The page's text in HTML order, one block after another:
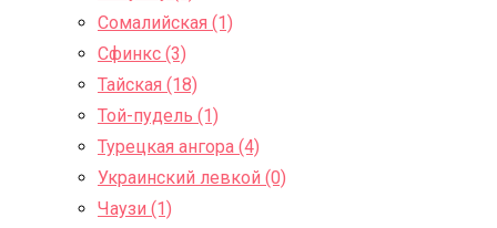
Сомалийская (1)
Сфинкс (3)
Тайская (18)
Той-пудель (1)
Турецкая ангора (4)
Украинский левкой (0)
Чаузи (1)